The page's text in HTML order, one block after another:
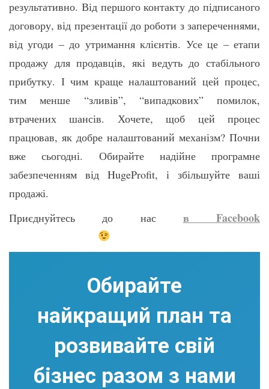
результативно. Від першого контакту до підписаного
договору, від презентації до роботи з запереченнями,
від угоди – до утримання клієнтів. Усе це – етапи
продажу для продавців, які ведуть до стабільного
прибутку. І чим краще налаштований цей процес,
тим менше “зливів”, “випадкових” помилок,
втрачених шансів. Хочете, щоб цей процес
працював, як добре налаштований механізм? Почни
вже сьогодні. Обирайте надійне програмне
забезпеченням від HugeProfit, і збільшуйте ваші
продажі.
Приєднуйтесь до нас в Facebook
Обирайте
найкращий план та
розвивайте свій
бізнес разом з нами